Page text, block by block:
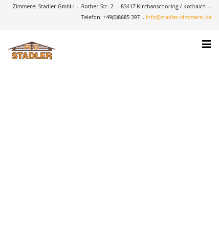
Zimmerei Stadler GmbH . Rother Str. 2 . 83417 Kirchanschöring / Kothaich .
Telefon: +49(0)8685 397 . info@stadler-zimmerei.de